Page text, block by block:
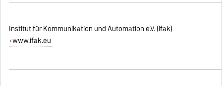
Institut für Kommunikation und Automation e.V. (ifak)
www.ifak.eu